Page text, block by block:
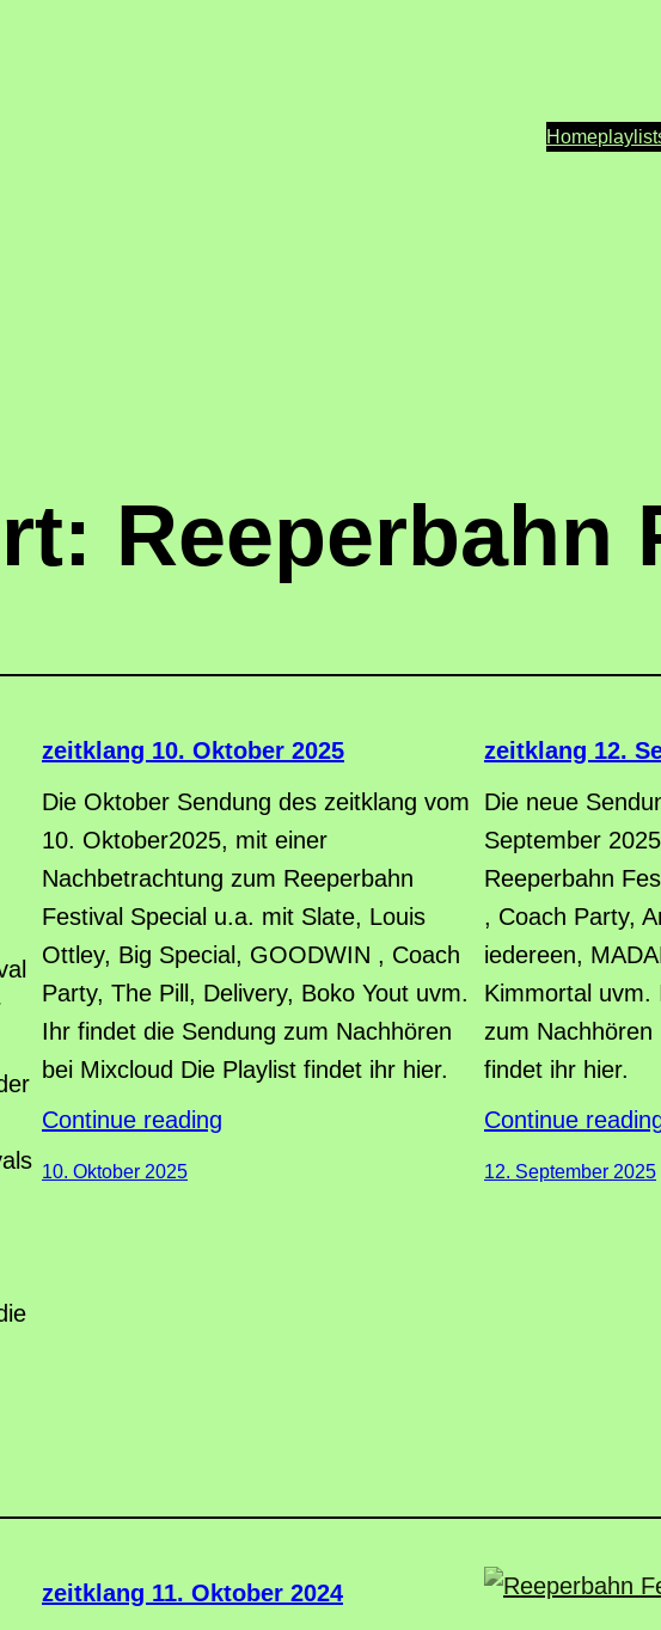
Home
Reeperbahn
zeitklang 10. Oktober 2025
Die Oktober Sendung des zeitklang vom
10. Oktober2025, mit einer
Nachbetrachtung zum Reeperbahn
Festival Special u.a. mit Slate, Louis
Ottley, Big Special, GOODWIN , Coach
Party, The Pill, Delivery, Boko Yout uvm.
Ihr findet die Sendung zum Nachhören
bei Mixcloud Die Playlist findet ihr hier.
Continue reading
10. Oktober 2025
zeitklang 12.
Die neue
September
Reeperbahn
, Coach Party,
iedereen,
Kimmortal uvm.
zum Nachhören
findet ihr hier.
Continue
12. September 2025
zeitklang 11. Oktober 2024